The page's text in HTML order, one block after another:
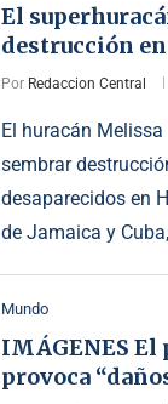
El
destrucción en
Por Redaccion Central
El huracán
sembrar
desaparecidos en
de Jamaica y
Mundo
IMÁGENES
provoca